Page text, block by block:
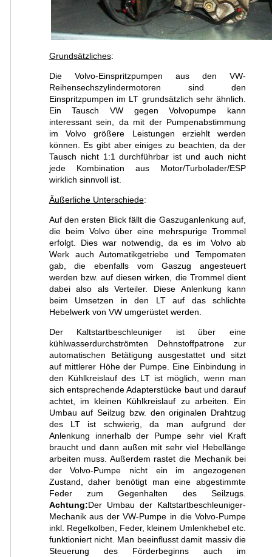
Grundsätzliches:
Die Volvo-Einspritzpumpen aus den VW-
Reihensechszylindermotoren sind den
Einspritzpumpen im LT grundsätzlich sehr ähnlich.
Ein Tausch VW gegen Volvopumpe kann
interessant sein, da mit der Pumpenabstimmung
im Volvo größere Leistungen erziehlt werden
können. Es gibt aber einiges zu beachten, da der
Tausch nicht 1:1 durchführbar ist und auch nicht
jede Kombination aus Motor/Turbolader/ESP
wirklich sinnvoll ist.
Äußerliche Unterschiede:
Auf den ersten Blick fällt die Gaszuganlenkung auf,
die beim Volvo über eine mehrspurige Trommel
erfolgt. Dies war notwendig, da es im Volvo ab
Werk auch Automatikgetriebe und Tempomaten
gab, die ebenfalls vom Gaszug angesteuert
werden bzw. auf diesen wirken, die Trommel dient
dabei also als Verteiler. Diese Anlenkung kann
beim Umsetzen in den LT auf das schlichte
Hebelwerk von VW umgerüstet werden.
Der Kaltstartbeschleuniger ist über eine
kühlwasserdurchströmten Dehnstoffpatrone zur
automatischen Betätigung ausgestattet und sitzt
auf mittlerer Höhe der Pumpe. Eine Einbindung in
den Kühlkreislauf des LT ist möglich, wenn man
sich entsprechende Adapterstücke baut und darauf
achtet, im kleinen Kühlkreislauf zu arbeiten. Ein
Umbau auf Seilzug bzw. den originalen Drahtzug
des LT ist schwierig, da man aufgrund der
Anlenkung innerhalb der Pumpe sehr viel Kraft
braucht und dann außen mit sehr viel Hebellänge
arbeiten muss. Außerdem rastet die Mechanik bei
der Volvo-Pumpe nicht ein im angezogenen
Zustand, daher benötigt man eine abgestimmte
Feder zum Gegenhalten des Seilzugs.
Achtung:Der Umbau der Kaltstartbeschleuniger-
Mechanik aus der VW-Pumpe in die Volvo-Pumpe
inkl. Regelkolben, Feder, kleinem Umlenkhebel etc.
funktioniert nicht. Man beeinflusst damit massiv die
Steuerung des Förderbeginns auch im